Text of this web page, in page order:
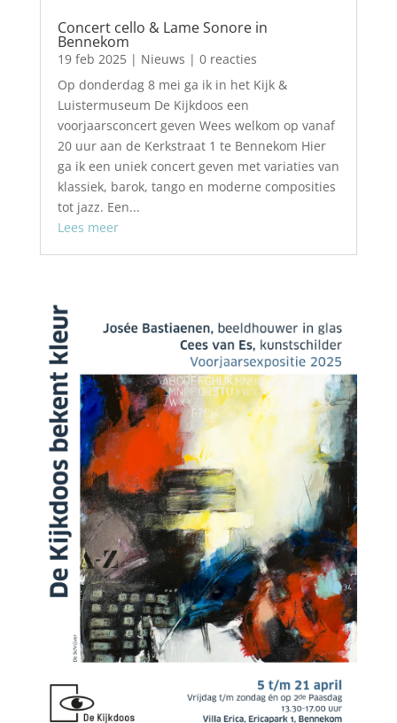
Concert cello & Lame Sonore in
Bennekom
19 feb 2025| Nieuws | 0 reacties
Op donderdag 8 mei ga ik in het Kijk &
Luistermuseum De Kijkdoos een
voorjaarsconcert geven Wees welkom op vanaf
20 uur aan de Kerkstraat 1 te Bennekom Hier
ga ik een uniek concert geven met variaties van
klassiek, barok, tango en moderne composities
tot jazz. Een...
Lees meer